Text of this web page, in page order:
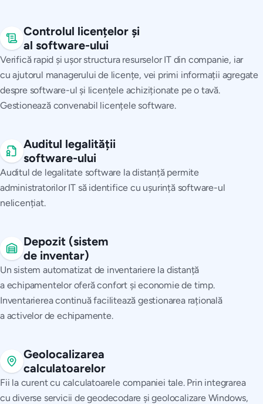
Controlul licențelor și
al software-ului
Verifică rapid și ușor structura resurselor IT din companie, iar
cu ajutorul managerului de licențe, vei primi informații agregate
despre software-ul și licențele achiziționate pe o tavă.
Gestionează convenabil licențele software.
Auditul legalității
software-ului
Auditul de legalitate software la distanță permite
administratorilor IT să identifice cu ușurință software-ul
nelicențiat.
Depozit (sistem
de inventar)
Un sistem automatizat de inventariere la distanță
a echipamentelor oferă confort și economie de timp.
Inventarierea continuă facilitează gestionarea rațională
a activelor de echipamente.
Geolocalizarea
calculatoarelor
Fii la curent cu calculatoarele companiei tale. Prin integrarea
cu diverse servicii de geodecodare și geolocalizare Windows,